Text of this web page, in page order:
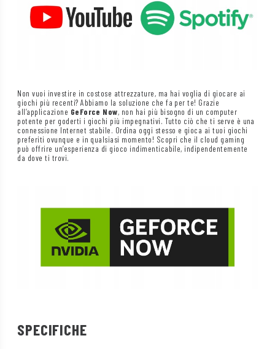
Non vuoi investire in costose attrezzature, ma hai voglia di giocare ai
giochi più recenti? Abbiamo la soluzione che fa per te! Grazie
all’applicazione GeForce Now, non hai più bisogno di un computer
potente per goderti i giochi più impegnativi. Tutto ciò che ti serve è una
connessione Internet stabile. Ordina oggi stesso e gioca ai tuoi giochi
preferiti ovunque e in qualsiasi momento! Scopri che il cloud gaming
può offrire un’esperienza di gioco indimenticabile, indipendentemente
da dove ti trovi.
SPECIFICHE